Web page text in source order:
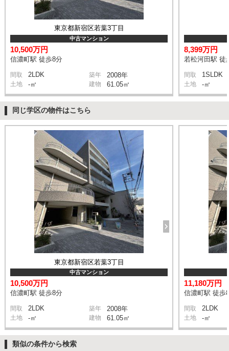
東京都新宿区若葉3丁目
中古マンション
10,500万円
信濃町駅 徒歩8分
間取 2LDK 築年 2008年
土地 -㎡ 建物 61.05㎡
8,399万円
若松河田駅 徒
間取 1SLDK
土地 -㎡
同じ学区の物件はこちら
東京都新宿区若葉3丁目
中古マンション
10,500万円
信濃町駅 徒歩8分
間取 2LDK 築年 2008年
土地 -㎡ 建物 61.05㎡
11,180万円
信濃町駅 徒歩
間取 2LDK
土地 -㎡
類似の条件から検索